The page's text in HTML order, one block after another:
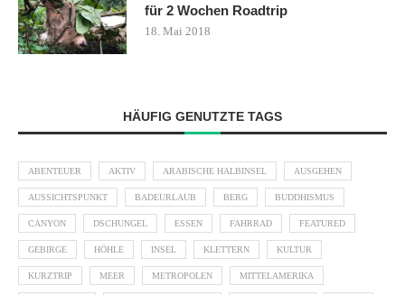
für 2 Wochen Roadtrip
18. Mai 2018
HÄUFIG GENUTZTE TAGS
ABENTEUER AKTIV ARABISCHE HALBINSEL AUSGEHEN
AUSSICHTSPUNKT BADEURLAUB BERG BUDDHISMUS
CANYON DSCHUNGEL ESSEN FAHRRAD FEATURED
GEBIRGE HÖHLE INSEL KLETTERN KULTUR
KURZTRIP MEER METROPOLEN MITTELAMERIKA